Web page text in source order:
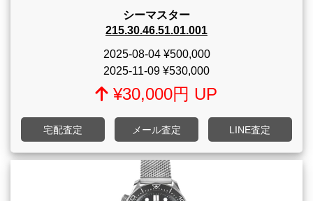
シーマスター
215.30.46.51.01.001
2025-08-04¥500,000
2025-11-09 ¥530,000
¥30,000円 UP
宅配査定 メール査定 LINE査定